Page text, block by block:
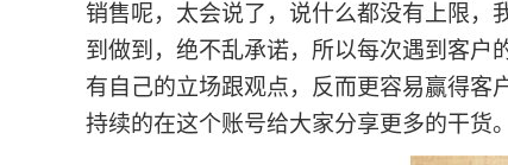
销售呢，太会说了，说什么都没有上限，
到做到，绝不乱承诺，所以每次遇到客户
有自己的立场跟观点，反而更容易赢得客
持续的在这个账号给大家分享更多的干货。